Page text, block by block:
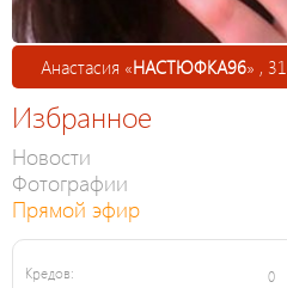
Анастасия «НАСТЮФКА96» , 31
Избранное
Новости
Фотографии
Прямой эфир
Кредов: 0